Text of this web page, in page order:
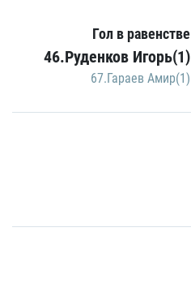
Гол в равенстве
46.Руденков Игорь(1)
67.Гараев Амир(1)